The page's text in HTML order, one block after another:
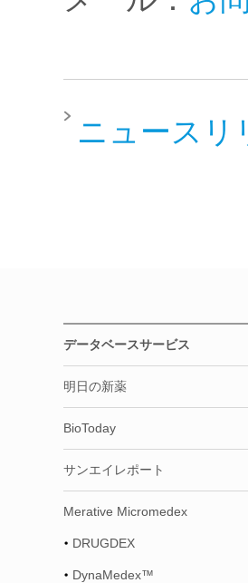
ニュースリ
データベースサービス
明日の新薬
BioToday
サンエイレポート
Merative Micromedex
DRUGDEX
DynaMedex™